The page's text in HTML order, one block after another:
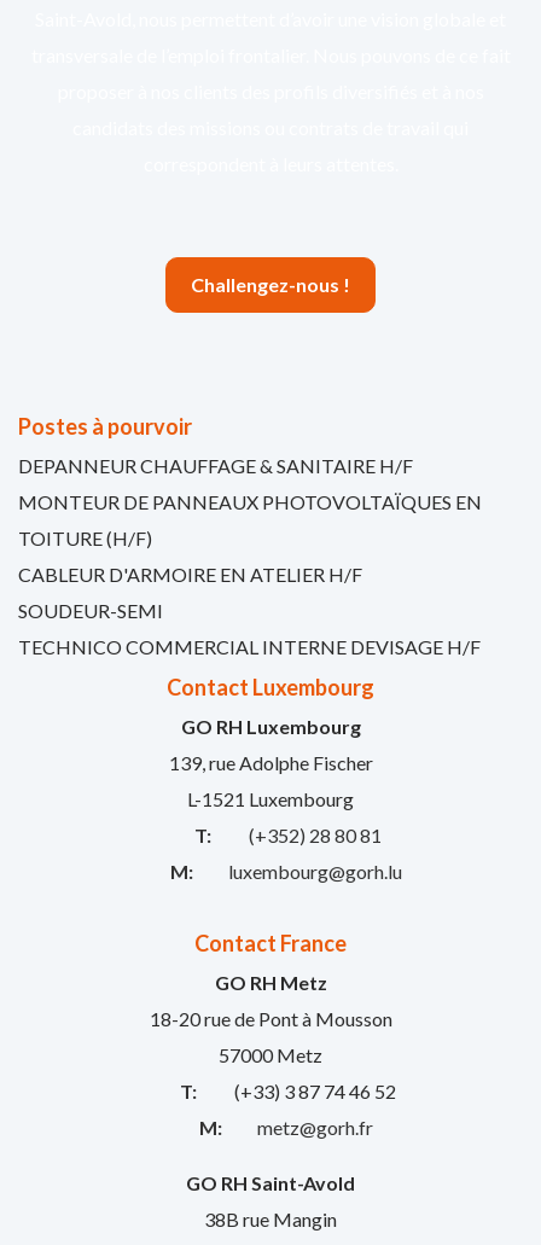
Challengez-nous !
Postes à pourvoir
DEPANNEUR CHAUFFAGE & SANITAIRE H/F
MONTEUR DE PANNEAUX PHOTOVOLTAÏQUES EN
TOITURE (H/F)
CABLEUR D'ARMOIRE EN ATELIER H/F
SOUDEUR-SEMI
TECHNICO COMMERCIAL INTERNE DEVISAGE H/F
Contact Luxembourg
GO RH Luxembourg
139, rue Adolphe Fischer
L-1521 Luxembourg
T:
(+352) 28 80 81
M:
luxembourg@gorh.lu
Contact France
GO RH Metz
18-20 rue de Pont à Mousson
57000 Metz
T:
(+33) 3 87 74 46 52
M:
metz@gorh.fr
GO RH Saint-Avold
38B rue Mangin